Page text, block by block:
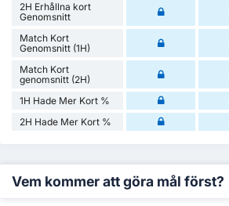
2H Erhållna kort
Genomsnitt
Match Kort
Genomsnitt (1H)
Match Kort
genomsnitt (2H)
1H Hade Mer Kort %
2H Hade Mer Kort %
Vem kommer att göra mål först?